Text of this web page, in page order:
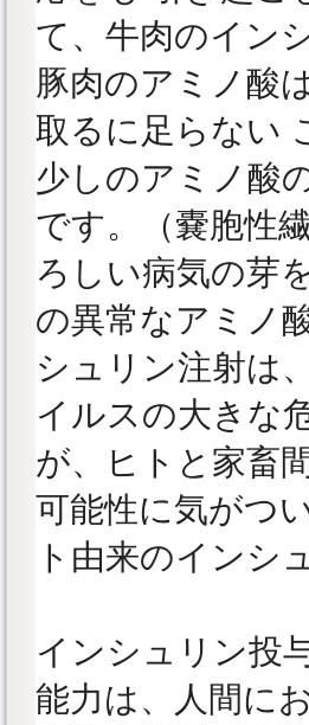
て、牛肉のイン
豚肉のアミノ酸
取るに足らない
少しのアミノ酸
です。（嚢胞性
ろしい病気の芽
の異常なアミノ
シュリン注射は
イルスの大きな
が、ヒトと家畜
可能性に気がつ
ト由来のインシ
インシュリン投
能力は、人間に